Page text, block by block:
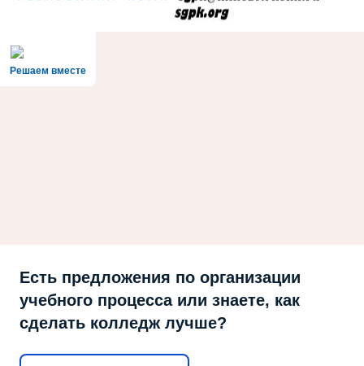
Решаем вместе
Есть предложения по организации
учебного процесса или знаете, как
сделать колледж лучше?